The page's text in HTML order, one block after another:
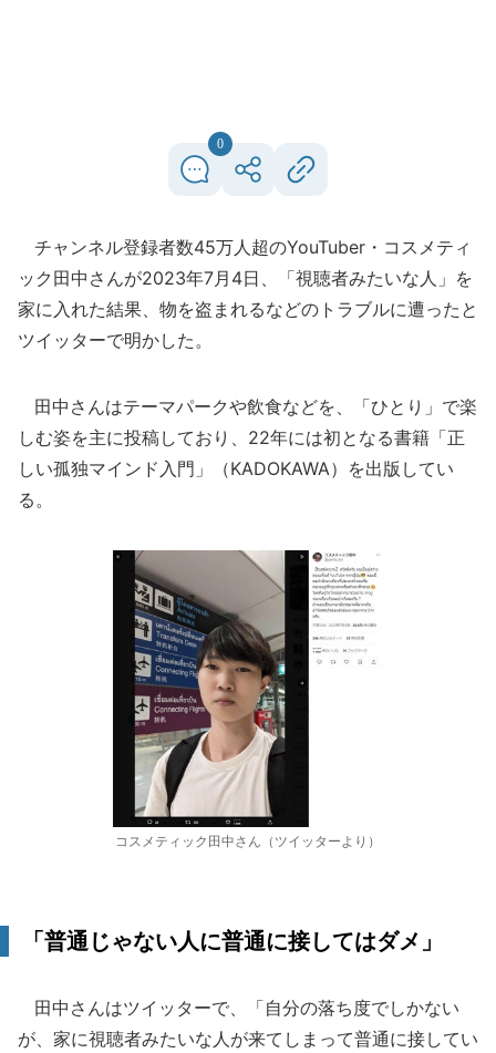
0
チャンネル登録者数45万人超のYouTuber・コスメティ
ック田中さんが2023年7月4日、「視聴者みたいな人」を
家に入れた結果、物を盗まれるなどのトラブルに遭ったと
ツイッターで明かした。
田中さんはテーマパークや飲食などを、「ひとり」で楽
しむ姿を主に投稿しており、22年には初となる書籍「正
しい孤独マインド入門」（KADOKAWA）を出版してい
る。
コスメティック田中さん（ツイッターより）
「普通じゃない人に普通に接してはダメ」
田中さんはツイッターで、「自分の落ち度でしかない
が、家に視聴者みたいな人が来てしまって普通に接してい